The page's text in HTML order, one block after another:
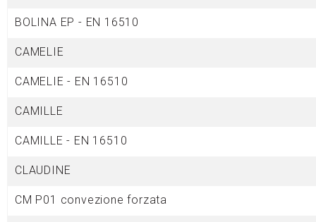
BOLINA EP - EN 16510
CAMELIE
CAMELIE - EN 16510
CAMILLE
CAMILLE - EN 16510
CLAUDINE
CM P01 convezione forzata